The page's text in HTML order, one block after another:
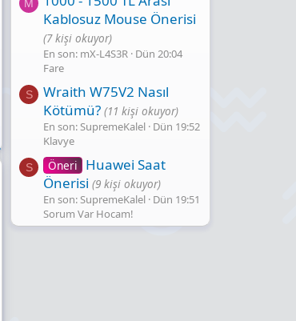
M
Kablosuz Mouse Önerisi
(7 kişi okuyor)
En son: mX-L4S3R Dün 20:04
Fare
S
Wraith W75V2 Nasıl
Kötümü? (11 kişi okuyor)
En son: SupremeKalel Dün 19:52
Klavye
S Öneri Huawei Saat
Önerisi (9 kişi okuyor)
En son: SupremeKalel Dün 19:51
Sorum Var Hocam!